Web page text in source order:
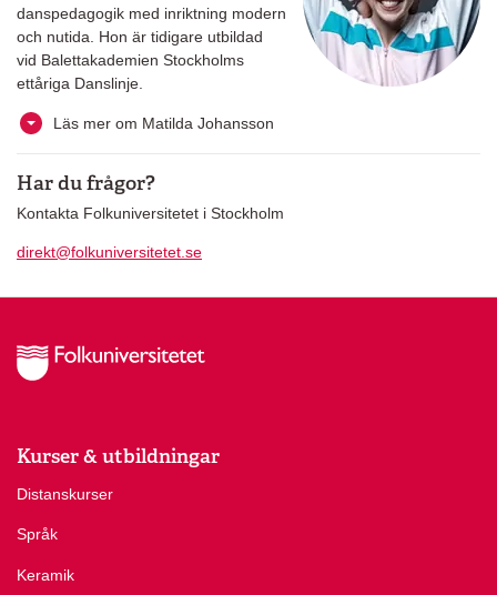
danspedagogik med inriktning modern
och nutida. Hon är tidigare utbildad
vid Balettakademien Stockholms
ettåriga Danslinje.
Läs mer om Matilda Johansson
Har du frågor?
Kontakta Folkuniversitetet i Stockholm
direkt@folkuniversitetet.se
Kurser & utbildningar
Distanskurser
Språk
Keramik